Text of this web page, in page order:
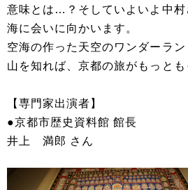
意味とは…？そしていよいよ中村
海に会いに向かいます。
空海の作った天空のワンダーラ
山を知れば、京都の旅がもっとも
【専門家出演者】
●京都市歴史資料館 館長
井上 満郎 さん